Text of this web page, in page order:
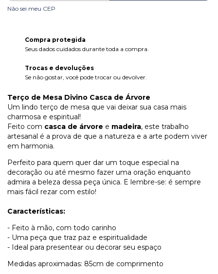
Não sei meu CEP
Compra protegida
Seus dados cuidados durante toda a compra.
Trocas e devoluções
Se não gostar, você pode trocar ou devolver.
Terço de Mesa Divino Casca de Árvore
Um lindo terço de mesa que vai deixar sua casa mais
charmosa e espiritual!
Feito com casca de árvore e madeira, este trabalho
artesanal é a prova de que a natureza e a arte podem viver
em harmonia.
Perfeito para quem quer dar um toque especial na
decoração ou até mesmo fazer uma oração enquanto
admira a beleza dessa peça única. E lembre-se: é sempre
mais fácil rezar com estilo!
Características:
- Feito à mão, com todo carinho
- Uma peça que traz paz e espiritualidade
- Ideal para presentear ou decorar seu espaço
Medidas aproximadas: 85cm de comprimento